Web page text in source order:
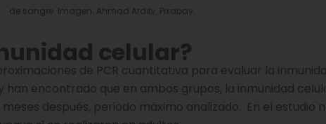
de sangre. Imagen: Ahmad Ardity, Pixabay.
celular?
de PCR cuantitativa para evaluar la
han encontrado que en ambos grupos, la inmunidad
después, periodo máximo analizado. En el estudio